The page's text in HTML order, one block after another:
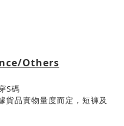
Others
S碼
貨品實物量度而定，短褲及